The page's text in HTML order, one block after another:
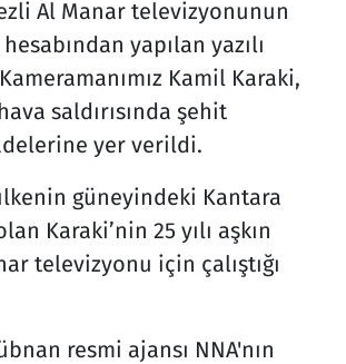
Al Manar televizyonunun
yapılan yazılı
Kamil Karaki,
saldırısında şehit
yer verildi.
güneyindeki Kantara
Karaki’nin 25 yılı aşkın
televizyonu için çalıştığı
resmi ajansı NNA'nın
Bilim